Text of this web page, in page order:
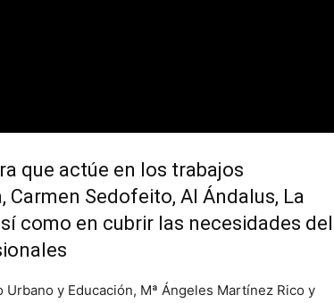
que actúe en los trabajos
Carmen Sedofeito, Al Ándalus, La
como en cubrir las necesidades del
y Educación, Mª Ángeles Martínez Rico y